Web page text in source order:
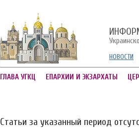
НОВОСТИ
ГЛАВА УГКЦ ЕПАРХИИ И ЭКЗАРХАТЫ
Статьи за указанный период